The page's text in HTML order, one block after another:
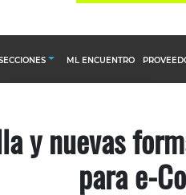
Almacenes e inventarios
Logística y distribución
ML ENCUENTRO
y nuevas
para e-